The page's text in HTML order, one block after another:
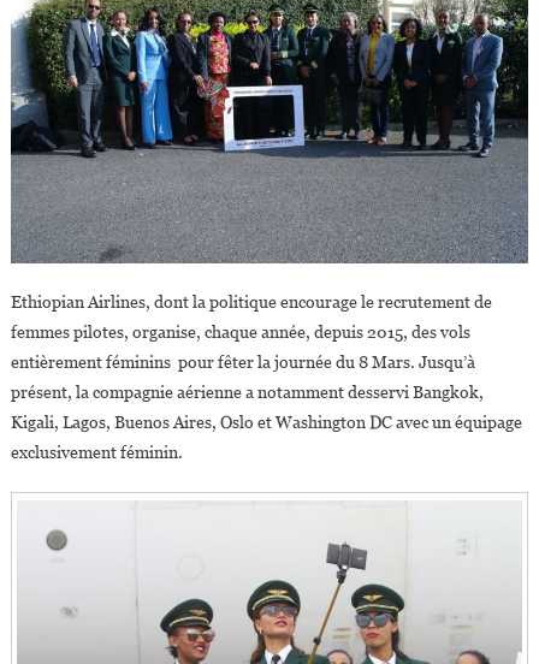
Ethiopian Airlines, dont la politique encourage le recrutement de
femmes pilotes, organise, chaque année, depuis 2015, des vols
entièrement féminins pour fêter la journée du 8 Mars. Jusqu’à
présent, la compagnie aérienne a notamment desservi Bangkok,
Kigali, Lagos, Buenos Aires, Oslo et Washington DC avec un équipage
exclusivement féminin.